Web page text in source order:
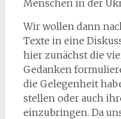
Menschen in der
Wir wollen dann
Texte in eine
hier zunächst die
Gedanken
die Gelegenheit
stellen oder auch
einzubringen. Da